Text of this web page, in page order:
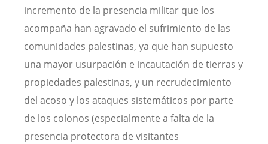
incremento de la presencia militar que los
acompaña han agravado el sufrimiento de las
comunidades palestinas, ya que han supuesto
una mayor usurpación e incautación de tierras y
propiedades palestinas, y un recrudecimiento
del acoso y los ataques sistemáticos por parte
de los colonos (especialmente a falta de la
presencia protectora de visitantes